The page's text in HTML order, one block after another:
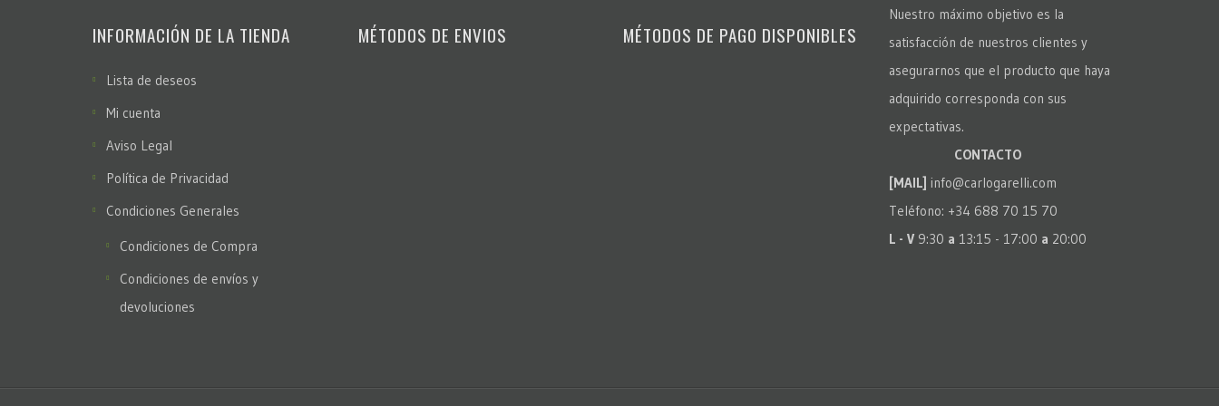
INFORMACIÓN DE LA TIENDA
Lista de deseos
Mi cuenta
Aviso Legal
Política de Privacidad
Condiciones Generales
Condiciones de Compra
Condiciones de envíos y
devoluciones
MÉTODOS DE ENVIOS MÉTODOS DE PAGO DISPONIBLES
Nuestro máximo objetivo es la
satisfacción de nuestros clientes y
asegurarnos que el producto que haya
adquirido corresponda con sus
expectativas.
CONTACTO
[MAIL] info@carlogarelli.com
Teléfono: +34 688 70 15 70
L - V9:30 a 13:15 - 17:00 a 20:00